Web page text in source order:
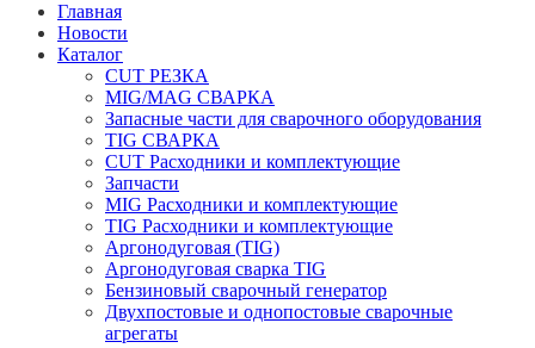
Главная
Новости
Каталог
CUT РЕЗКА
MIG/MAG СВАРКА
Запасные части для сварочного оборудования
TIG СВАРКА
CUT Расходники и комплектующие
Запчасти
MIG Расходники и комплектующие
TIG Расходники и комплектующие
Аргонодуговая (TIG)
Аргонодуговая сварка TIG
Бензиновый сварочный генератор
Двухпостовые и однопостовые сварочные
агрегаты